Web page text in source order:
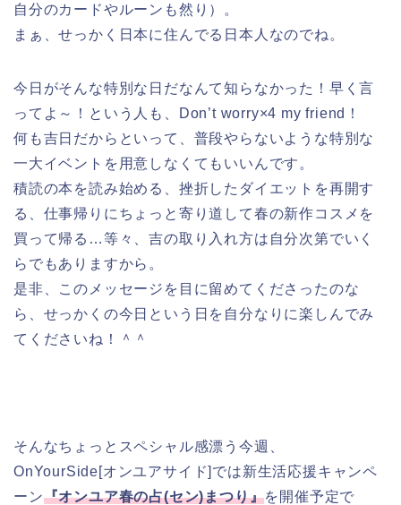
自分のカードやルーンも然り）。
まぁ、せっかく日本に住んでる日本人なのでね。
今日がそんな特別な日だなんて知らなかった！早く言
ってよ～！という人も、Don’t worry×4 my friend！
何も吉日だからといって、普段やらないような特別な
一大イベントを用意しなくてもいいんです。
積読の本を読み始める、挫折したダイエットを再開す
る、仕事帰りにちょっと寄り道して春の新作コスメを
買って帰る…等々、吉の取り入れ方は自分次第でいく
らでもありますから。
是非、このメッセージを目に留めてくださったのな
ら、せっかくの今日という日を自分なりに楽しんでみ
てくださいね！＾＾
そんなちょっとスペシャル感漂う今週、
OnYourSide[オンユアサイド]では新生活応援キャンペ
ーン『オンユア春の占(セン)まつり』を開催予定で